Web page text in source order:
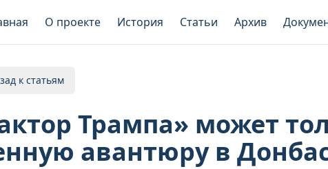
О проекте История Статьи Архив
к статьям
Трампа» может
авантюру в